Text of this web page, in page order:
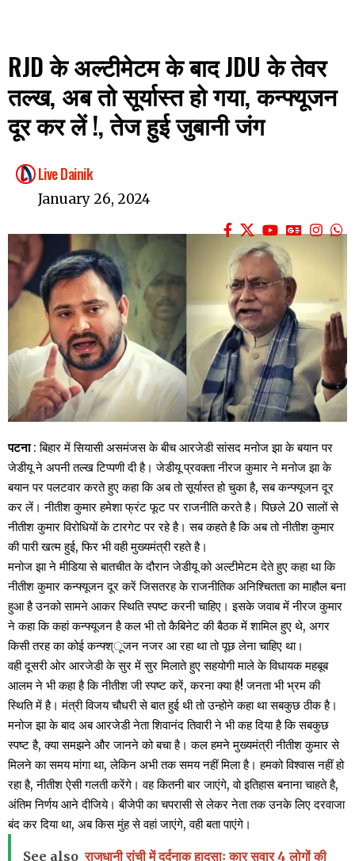
RJD के अल्टीमेटम के बाद JDU के तेवर
तल्ख, अब तो सूर्यास्त हो गया, कन्फ्यूजन
दूर कर लें !, तेज हुई जुबानी जंग
Live Dainik
January 26, 2024
पटना: बिहार में सियासी असमंजस के बीच आरजेडी सांसद मनोज झा के बयान पर
जेडीयू ने अपनी तल्ख टिप्पणी दी है। जेडीयू प्रवक्ता नीरज कुमार ने मनोज झा के
बयान पर पलटवार करते हुए कहा कि अब तो सूर्यास्त हो चुका है, सब कन्फ्यूजन दूर
कर लें। नीतीश कुमार हमेशा फ्रंट फूट पर राजनीति करते है। पिछले 20 सालों से
नीतीश कुमार विरोधियों के टारगेट पर रहे है। सब कहते है कि अब तो नीतीश कुमार
की पारी खत्म हुई, फिर भी वही मुख्यमंत्री रहते है।
मनोज झा ने मीडिया से बातचीत के दौरान जेडीयू को अल्टीमेटम देते हुए कहा था कि
नीतीश कुमार कन्फ्यूजन दूर करें जिसतरह के राजनीतिक अनिश्चितता का माहौल बना
हुआ है उनको सामने आकर स्थिति स्पष्ट करनी चाहिए। इसके जवाब में नीरज कुमार
ने कहा कि कहां कन्फ्यूजन है कल भी तो कैबिनेट की बैठक में शामिल हुए थे, अगर
किसी तरह का कोई कन्फ्श्ूजन नजर आ रहा था तो पूछ लेना चाहिए था।
वही दूसरी ओर आरजेडी के सुर में सुर मिलाते हुए सहयोगी माले के विधायक महबूब
आलम ने भी कहा है कि नीतीश जी स्पष्ट करें, करना क्या है! जनता भी भ्रम की
स्थिति में है। मंत्री विजय चौधरी से बात हुई थी तो उन्होने कहा था सबकुछ ठीक है।
मनोज झा के बाद अब आरजेडी नेता शिवानंद तिवारी ने भी कह दिया है कि सबकुछ
स्पष्ट है, क्या समझने और जानने को बचा है। कल हमने मुख्यमंत्री नीतीश कुमार से
मिलने का समय मांगा था, लेकिन अभी तक समय नहीं मिला है। हमको विश्वास नहीं हो
रहा है, नीतीश ऐसी गलती करेंगे। वह कितनी बार जाएंगे, वो इतिहास बनाना चाहते है,
अंतिम निर्णय आने दीजिये। बीजेपी का चपरासी से लेकर नेता तक उनके लिए दरवाजा
बंद कर दिया था, अब किस मुंह से वहां जाएंगे, वही बता पाएंगे।
See also राजधानी रांची में दर्दनाक हादसाः कार सवार 4 लोगों की